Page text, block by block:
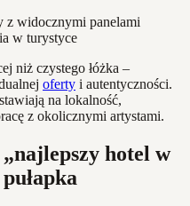
niż czystego łóżka –
oferty i autentyczności.
na lokalność,
z okolicznymi artystami.
hotel w